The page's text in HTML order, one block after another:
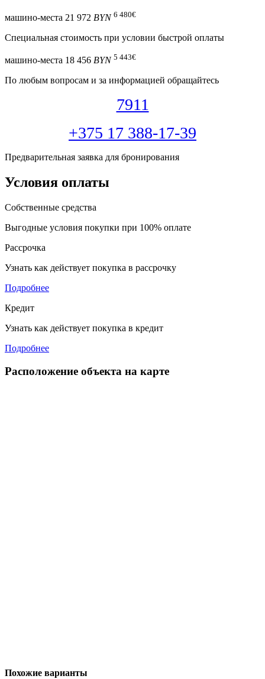
машино-места 21 972 BYN 6 480€
Специальная cтоимость при условии быстрой оплаты
машино-места 18 456 BYN 5 443€
По любым вопросам и за информацией обращайтесь
7911
+375 17 388-17-39
Предварительная заявка для бронирования
Условия оплаты
Собственные средства
Выгодные условия покупки при 100% оплате
Рассрочка
Узнать как действует покупка в рассрочку
Подробнее
Кредит
Узнать как действует покупка в кредит
Подробнее
Расположение объекта на карте
Похожие варианты